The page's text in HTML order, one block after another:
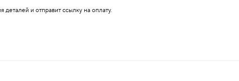
и отправит ссылку на оплату.